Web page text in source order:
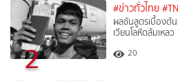
2
#ข่าวทั่วไทย
ผลชันสูตรเบื้องต้น
เวียนโลหิตล้มเหลว
20